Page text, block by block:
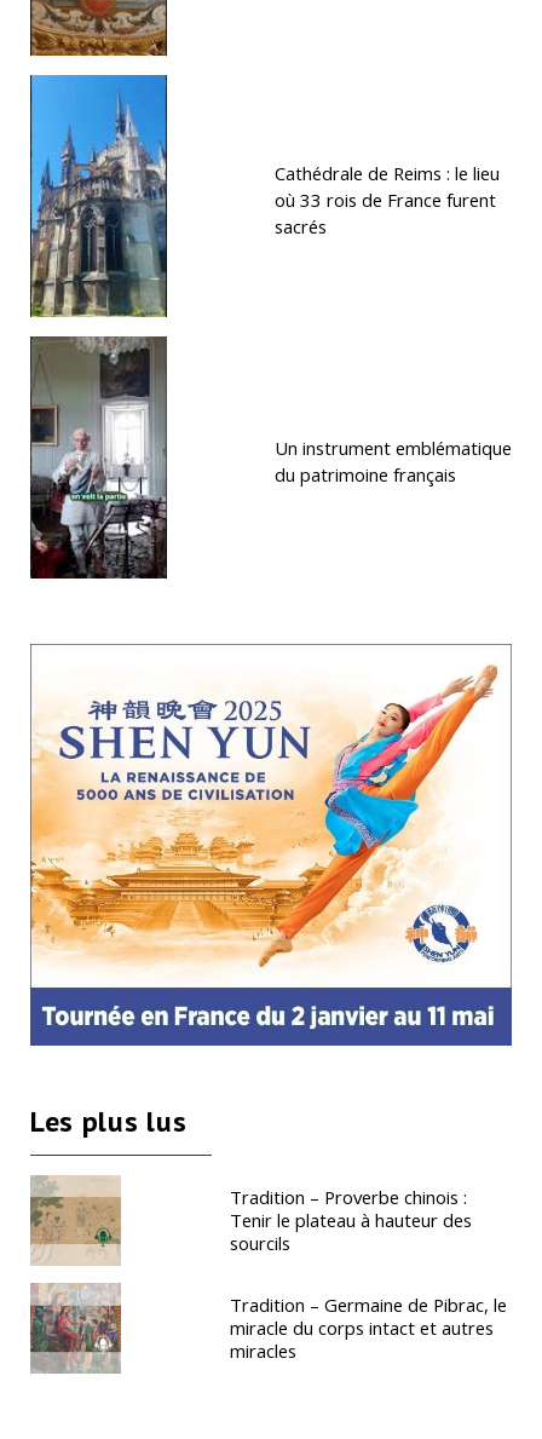
Cathédrale de Reims : le lieu
où 33 rois de France furent
sacrés
Un instrument emblématique
du patrimoine français
Les plus lus
Tradition – Proverbe chinois :
Tenir le plateau à hauteur des
sourcils
Tradition – Germaine de Pibrac, le
miracle du corps intact et autres
miracles